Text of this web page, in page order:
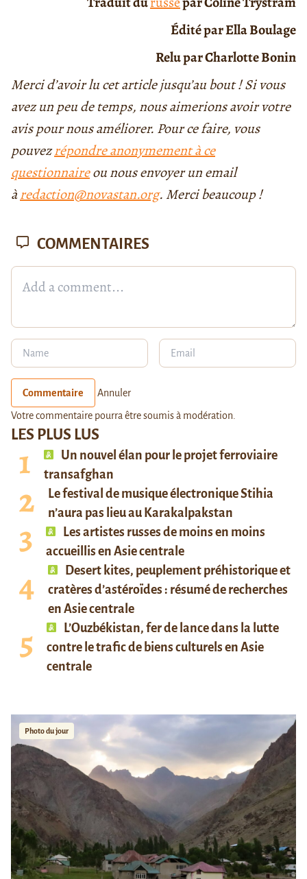
Édité par Ella Boulage
Relu par Charlotte Bonin
Merci d’avoir lu cet article jusqu’au bout ! Si vous
avez un peu de temps, nous aimerions avoir votre
avis pour nous améliorer. Pour ce faire, vous
pouvezrépondre anonymement à ce
questionnaireou nous envoyer un email
àredaction@novastan.org. Merci beaucoup !
LES PLUS LUS
Un nouvel élan pour le projet ferroviaire
transafghan
Le festival de musique électronique Stihia
n’aura pas lieu au Karakalpakstan
Les artistes russes de moins en moins
accueillis en Asie centrale
Desert kites, peuplement préhistorique et
cratères d’astéroïdes : résumé de recherches
en Asie centrale
L’Ouzbékistan, fer de lance dans la lutte
contre le trafic de biens culturels en Asie
centrale
Photo du jour
COMMENTAIRES
Commentaire Annuler
Votre commentaire pourra être soumis à modération.